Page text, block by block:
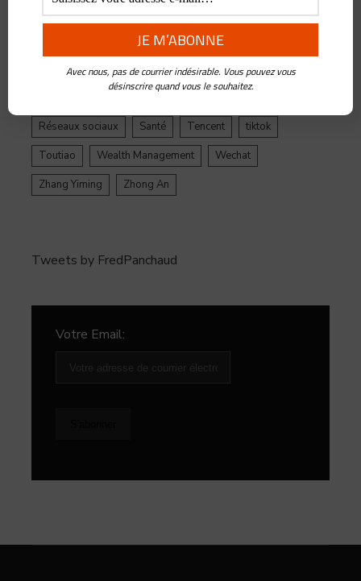
Intelligence Artificielle
Jinri Toutiao
Live Streaming LuFax
Management
Réseaux sociaux
Santé Tencent
tiktok
Toutiao
Wealth Management
Wechat
Zhang Yiming
Zhong An
Tweets by FredPanchaud
Votre Email:
Avec nous, pas de courrier indésirable. Vous pouvez vous
désinscrire quand vous le souhaitez.